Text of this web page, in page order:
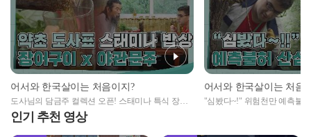
어서와 한국살이는 처음이지?
도사님의 담금주 컬렉션 오픈! 스태미나 특식 장어
구이x야관문주 먹방
어서와 한국살이는 처음
"심봤다~!" 위험천만 예측불
인기 추천 영상